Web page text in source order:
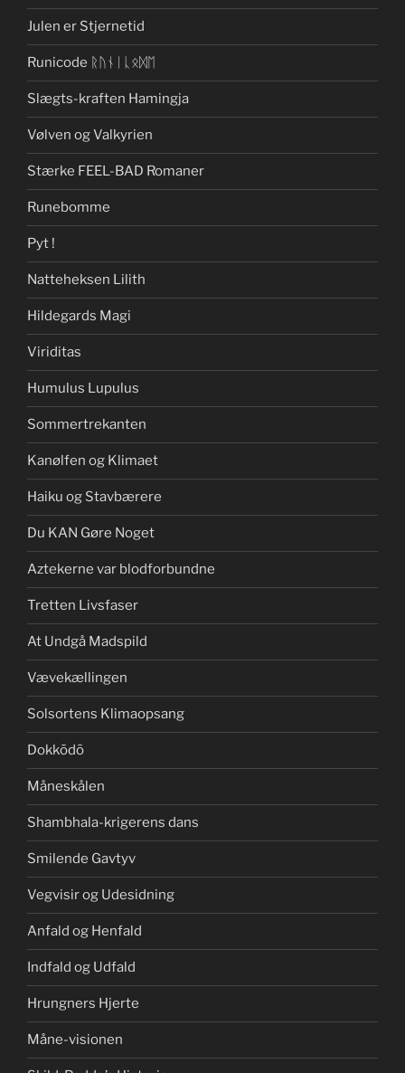
Julen er Stjernetid
Runicode ᚱᚢᚾᛁᚳᛟᛞᛖ
Slægts-kraften Hamingja
Vølven og Valkyrien
Stærke FEEL-BAD Romaner
Runebomme
Pyt !
Natteheksen Lilith
Hildegards Magi
Viriditas
Humulus Lupulus
Sommertrekanten
Kanølfen og Klimaet
Haiku og Stavbærere
Du KAN Gøre Noget
Aztekerne var blodforbundne
Tretten Livsfaser
At Undgå Madspild
Vævekællingen
Solsortens Klimaopsang
Dokkōdō
Måneskålen
Shambhala-krigerens dans
Smilende Gavtyv
Vegvisir og Udesidning
Anfald og Henfald
Indfald og Udfald
Hrungners Hjerte
Måne-visionen